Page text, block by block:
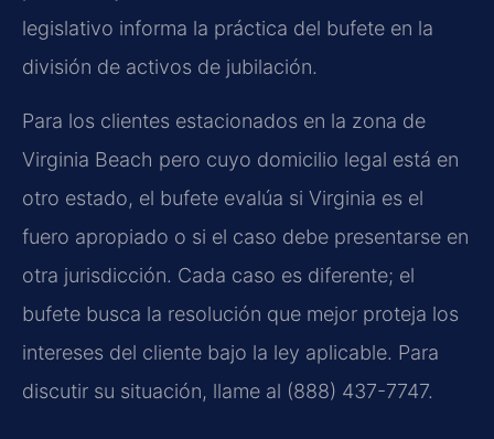
legislativo informa la práctica del bufete en la
división de activos de jubilación.
Para los clientes estacionados en la zona de
Virginia Beach pero cuyo domicilio legal está en
otro estado, el bufete evalúa si Virginia es el
fuero apropiado o si el caso debe presentarse en
otra jurisdicción. Cada caso es diferente; el
bufete busca la resolución que mejor proteja los
intereses del cliente bajo la ley aplicable. Para
discutir su situación, llame al (888) 437-7747.